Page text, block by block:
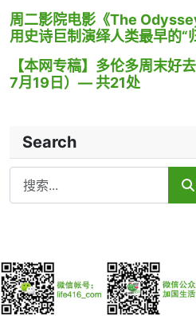
周二影院电影《The
用史诗巨制演绎人类最早的“
【本网专稿】多伦多周末好
7月19日）— 共21处
Search
Search